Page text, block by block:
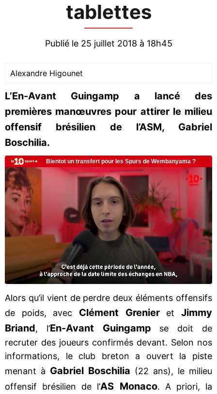
tablettes
Publié le 25 juillet 2018 à 18h45
Alexandre Higounet
L’En-Avant Guingamp a lancé des
premières manœuvres pour attirer le milieu
offensif brésilien de l’ASM, Gabriel
Boschilia.
Alors qu’il vient de perdre deux éléments offensifs
de poids, avec Clément GrenieretJimmy
Briand, l’En-Avant Guingamp se doit de
recruter des joueurs confirmés devant. Selon nos
informations, le club breton a ouvert la piste
menant à Gabriel Boschilia (22 ans), le milieu
offensif brésilien de l’AS Monaco. A priori, la